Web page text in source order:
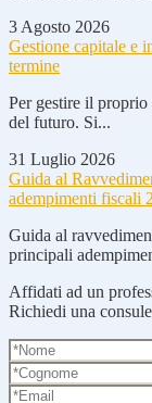
3 Agosto 2026
Gestione capitale e
termine
Per gestire il proprio
del futuro. Si...
31 Luglio 2026
Guida al
adempimenti fiscali
Guida al
principali
Affidati ad un
Richiedi una